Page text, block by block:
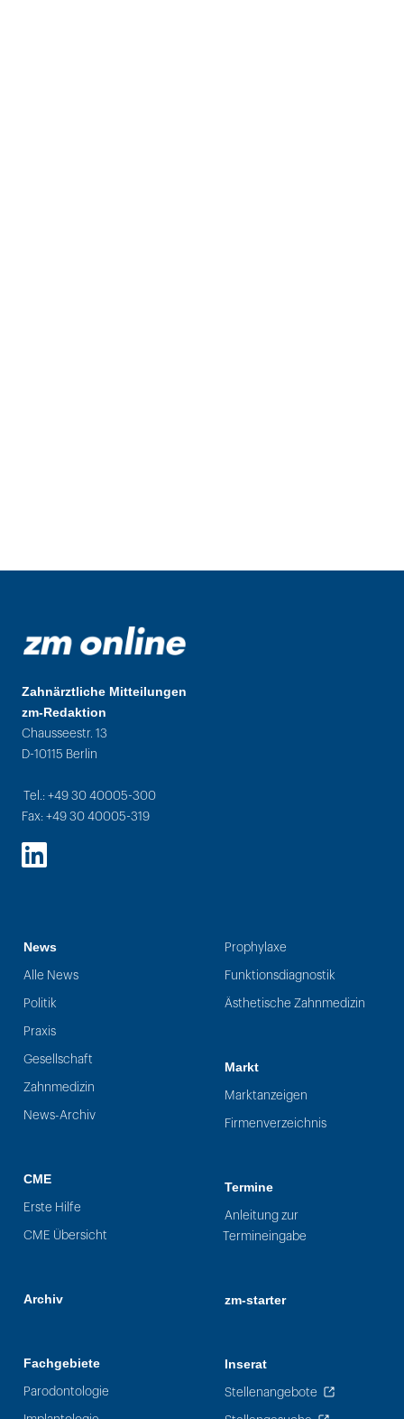
Zahnärztliche Mitteilungen
zm-Redaktion
Chausseestr. 13
D-10115 Berlin
Tel.: +49 30 40005-300
Fax: +49 30 40005-319
LinkedIn
News
Alle News
Politik
Praxis
Gesellschaft
Zahnmedizin
News-Archiv
CME
Erste Hilfe
CME Übersicht
Archiv
Fachgebiete
Parodontologie
Prophylaxe
Funktionsdiagnostik
Ästhetische Zahnmedizin
Markt
Marktanzeigen
Firmenverzeichnis
Termine
Anleitung zur
Termineingabe
zm-starter
Inserat
Stellenangebote